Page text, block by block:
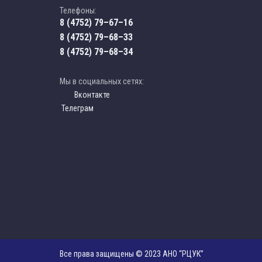
Телефоны:
8 (4752) 79–67–16
8 (4752) 79–68–33
8 (4752) 79–68–34
Мы в социальных сетях:
Вконтакте
Телеграм
Все права защищены © 2023 АНО “РЦУК”